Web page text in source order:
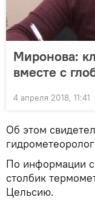
Миронова:
вместе с
4 апреля 2018, 11:41
Об этом
По информации
столбик
Цельсию.